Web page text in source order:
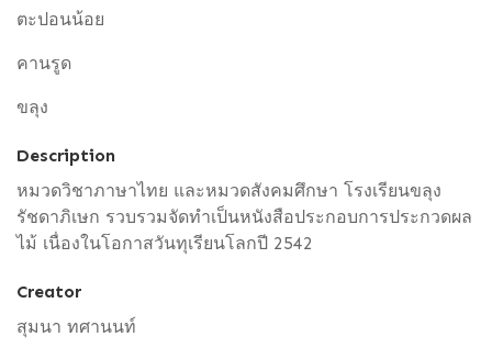
ตะปอนน้อย
คานรูด
ขลุง
Description
หมวดวิชาภาษาไทย และหมวดสังคมศึกษา โรงเรียนขลุง
รัชดาภิเษก รวบรวมจัดทำเป็นหนังสือประกอบการประกวดผล
ไม้ เนื่องในโอกาสวันทุเรียนโลกปี 2542
Creator
สุมนา ทศานนท์